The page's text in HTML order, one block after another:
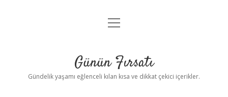
Anasayfa
Yasal Uyarı
menüyü
Günün Fırsatı
Gündelik yaşamı eğlenceli kılan kısa ve dikkat çekici içerikler.